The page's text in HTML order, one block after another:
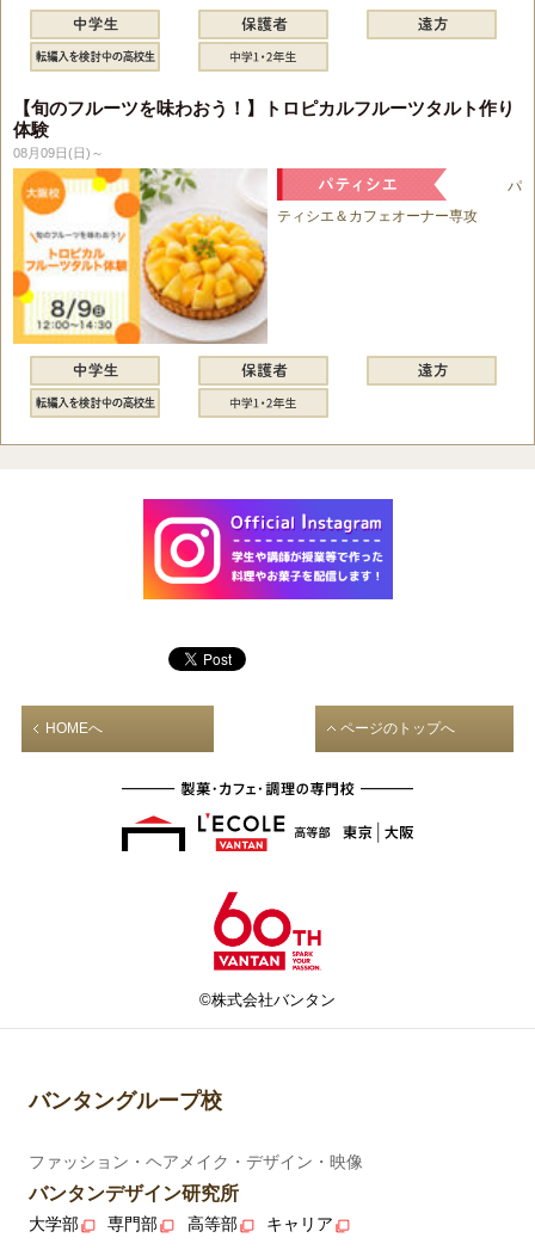
【旬のフルーツを味わおう！】トロピカルフルーツタルト作り
体験
08月09日(日)～
パ
ティシエ＆カフェオーナー専攻
HOMEへ ページのトップへ
©株式会社バンタン
バンタングループ校
ファッション・ヘアメイク・デザイン・映像
バンタンデザイン研究所
大学部 専門部 高等部 キャリア